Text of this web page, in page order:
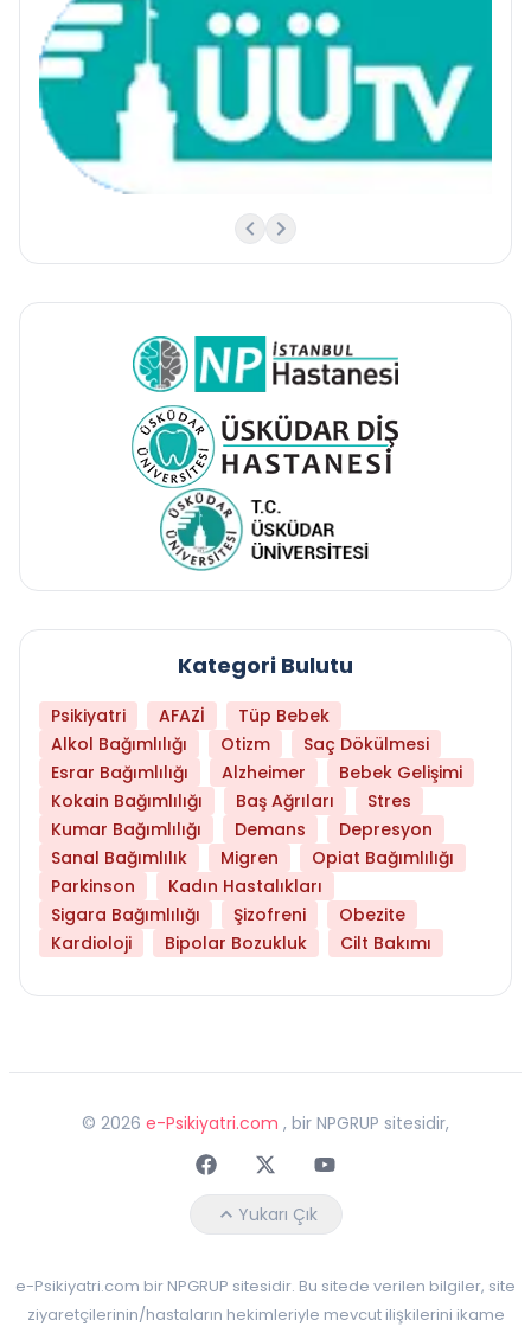
Kategori Bulutu
Psikiyatri AFAZİ
Tüp Bebek
Alkol Bağımlılığı
Otizm
Saç Dökülmesi
Esrar Bağımlılığı
Alzheimer
Bebek Gelişimi
Kokain Bağımlılığı
Baş Ağrıları
Stres
Kumar Bağımlılığı
Demans
Depresyon
Sanal Bağımlılık
Migren
Opiat Bağımlılığı
Parkinson
Kadın Hastalıkları
Sigara Bağımlılığı
Şizofreni
Obezite
Kardioloji
Bipolar Bozukluk Cilt Bakımı
© 2026 e-Psikiyatri.com , bir NPGRUP sitesidir,
FaceebokTwitterYoutube
Yukarı Çık
e-Psikiyatri.com bir NPGRUP sitesidir. Bu sitede verilen bilgiler, site
ziyaretçilerinin/hastaların hekimleriyle mevcut ilişkilerini ikame